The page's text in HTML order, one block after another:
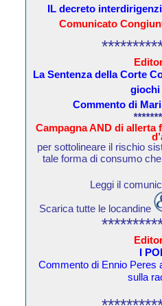
IL decreto
Comunicato
La Sentenza della Corte
Commento di
Campagna AND di
per sottolineare il rischio
tale forma di consumo
Leggi il
Scarica tutte le locandine
I
Commento di Ennio Peres
sulla